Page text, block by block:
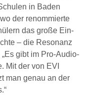
in Baden
der renommierte
das große Ein-
– die Resonanz
gibt im Pro-Audio-
Mit der von EVI
man genau an der